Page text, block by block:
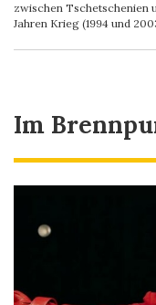
zwischen Tschetschenien
Jahren Krieg (1994 und
Im